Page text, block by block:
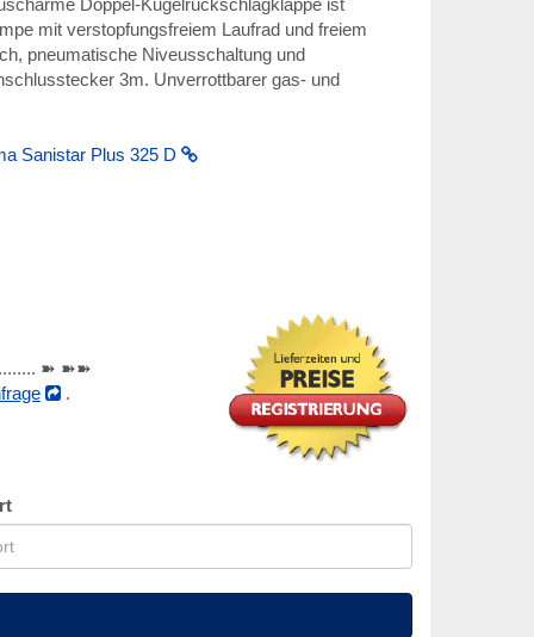
Doppel-Kugelrückschlagklappe ist
mit verstopfungsfreiem Laufrad und freiem
pneumatische Niveusschaltung und
3m. Unverrottbarer gas- und
Sanistar Plus 325 D
➽ ➽➽
.